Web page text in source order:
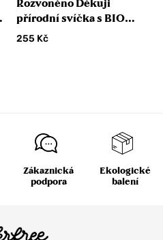
Rozvoněno Děkuji
přírodní svíčka s BIO
grepem, limetkou a
255 Kč
Zákaznická
podpora
Ekologické
balení